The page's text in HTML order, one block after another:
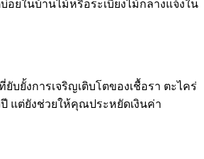
ยในบ้านไม้หรือระเบียงไม้กลางแจ้งใน
ยั้งการเจริญเติบโตของเชื้อรา ตะไคร่
แต่ยังช่วยให้คุณประหยัดเงินค่า